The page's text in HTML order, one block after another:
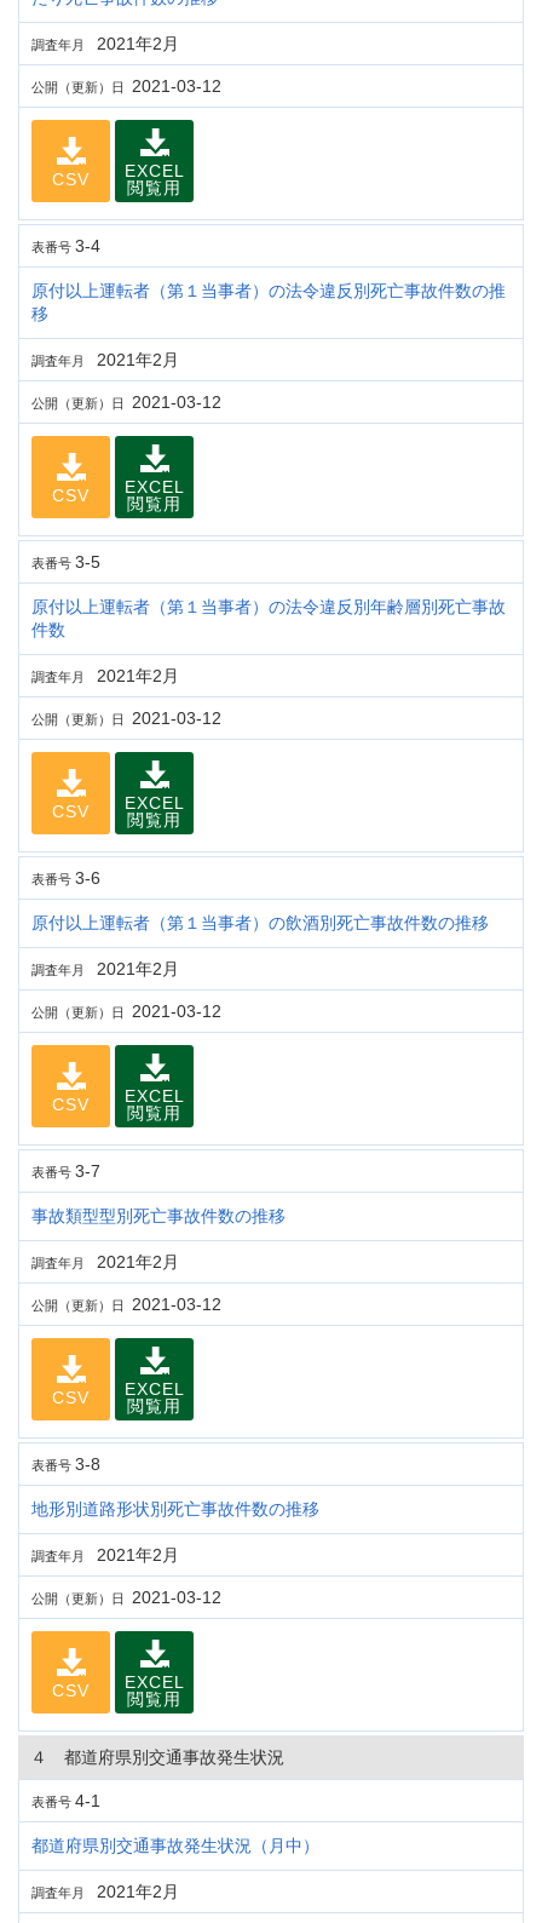
調査年月 2021年2月
公開（更新）日 2021-03-12
CSV
EXCEL
閲覧用
表番号 3-4
原付以上運転者（第１当事者）の法令違反別死亡事故件数の推
移
調査年月 2021年2月
公開（更新）日 2021-03-12
CSV
EXCEL
閲覧用
表番号 3-5
原付以上運転者（第１当事者）の法令違反別年齢層別死亡事故
件数
調査年月 2021年2月
公開（更新）日 2021-03-12
CSV
EXCEL
閲覧用
表番号 3-6
原付以上運転者（第１当事者）の飲酒別死亡事故件数の推移
調査年月 2021年2月
公開（更新）日 2021-03-12
CSV
EXCEL
閲覧用
表番号 3-7
事故類型型別死亡事故件数の推移
調査年月 2021年2月
公開（更新）日 2021-03-12
CSV
EXCEL
閲覧用
表番号 3-8
地形別道路形状別死亡事故件数の推移
調査年月 2021年2月
公開（更新）日 2021-03-12
CSV
EXCEL
閲覧用
４ 都道府県別交通事故発生状況
表番号 4-1
都道府県別交通事故発生状況（月中）
調査年月 2021年2月